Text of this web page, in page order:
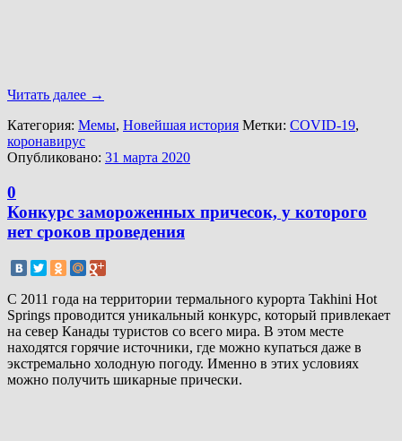
Читать далее →
Категория: Мемы, Новейшая история Метки: COVID-19,
коронавирус
Опубликовано: 31 марта 2020
0
Конкурс замороженных причесок, у которого
нет сроков проведения
С 2011 года на территории термального курорта Takhini Hot
Springs проводится уникальный конкурс, который привлекает
на север Канады туристов со всего мира. В этом месте
находятся горячие источники, где можно купаться даже в
экстремально холодную погоду. Именно в этих условиях
можно получить шикарные прически.